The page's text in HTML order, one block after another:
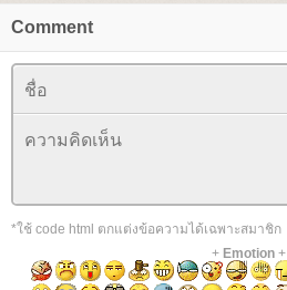
Comment
*ใช้ code html ตกแต่งข้อความได้เฉพาะสมาชิก
+ Emotion+